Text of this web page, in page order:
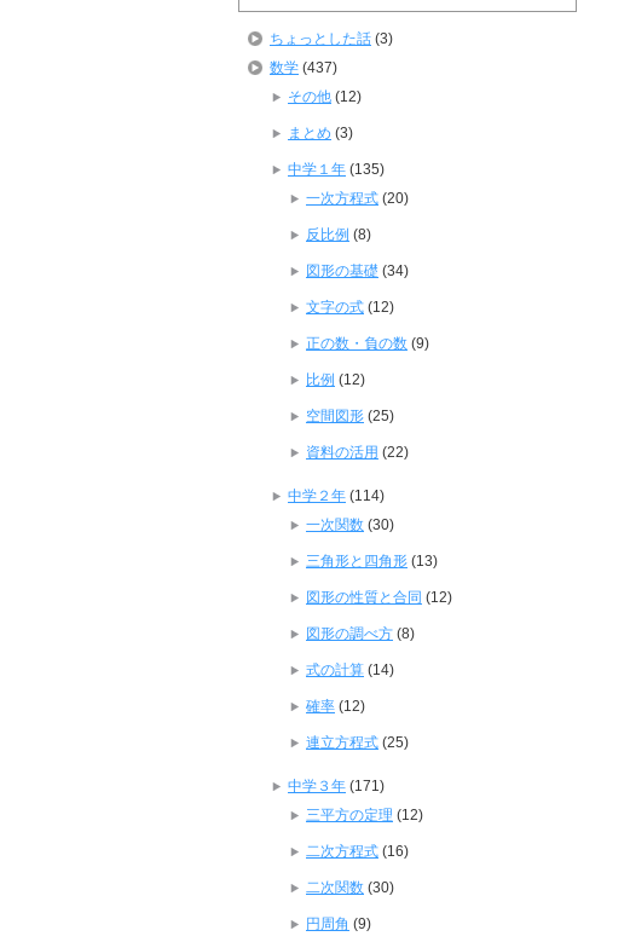
ちょっとした話 (3)
数学 (437)
その他 (12)
まとめ (3)
中学１年 (135)
一次方程式 (20)
反比例 (8)
図形の基礎 (34)
文字の式 (12)
正の数・負の数 (9)
比例 (12)
空間図形 (25)
資料の活用 (22)
中学２年 (114)
一次関数 (30)
三角形と四角形 (13)
図形の性質と合同 (12)
図形の調べ方 (8)
式の計算 (14)
確率 (12)
連立方程式 (25)
中学３年 (171)
三平方の定理 (12)
二次方程式 (16)
二次関数 (30)
円周角 (9)